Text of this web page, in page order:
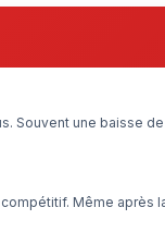
Souvent une baisse
Même